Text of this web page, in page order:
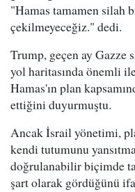
"Hamas tamamen silah
çekilmeyeceğiz." dedi.
Trump, geçen ay Gazze
yol haritasında önemli
Hamas'ın plan
ettiğini duyurmuştu.
Ancak İsrail yönetimi,
kendi tutumunu
doğrulanabilir biçimde
şart olarak gördüğünü